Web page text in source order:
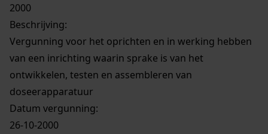
2000
Beschrijving:
Vergunning voor het oprichten en in werking hebben
van een inrichting waarin sprake is van het
ontwikkelen, testen en assembleren van
doseerapparatuur
Datum vergunning:
26-10-2000